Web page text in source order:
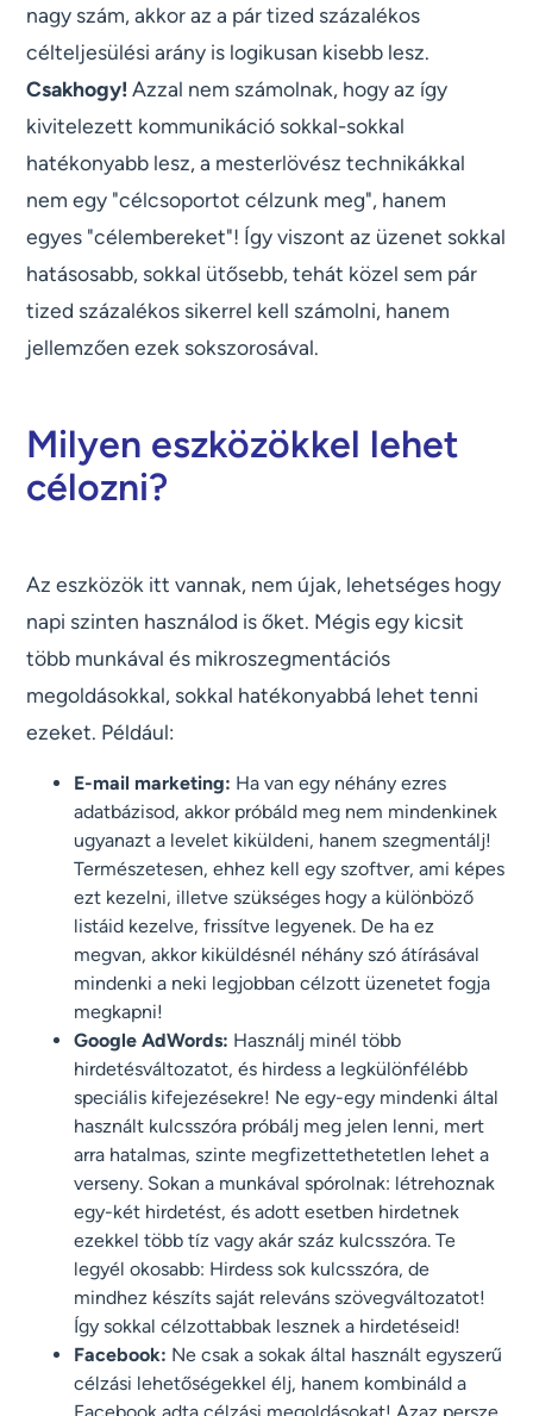
nagy szám, akkor az a pár tized százalékos
célteljesülési arány is logikusan kisebb lesz.
Csakhogy!Azzal nem számolnak, hogy az így
kivitelezett kommunikáció sokkal-sokkal
hatékonyabb lesz, a mesterlövész technikákkal
nem egy "célcsoportot célzunk meg", hanem
egyes "célembereket"! Így viszont az üzenet sokkal
hatásosabb, sokkal ütősebb, tehát közel sem pár
tized százalékos sikerrel kell számolni, hanem
jellemzően ezek sokszorosával.
Milyen eszközökkel lehet
célozni?
Az eszközök itt vannak, nem újak, lehetséges hogy
napi szinten használod is őket. Mégis egy kicsit
több munkával és mikroszegmentációs
megoldásokkal, sokkal hatékonyabbá lehet tenni
ezeket. Például:
E-mail marketing: Ha van egy néhány ezres
adatbázisod, akkor próbáld meg nem mindenkinek
ugyanazt a levelet kiküldeni, hanem szegmentálj!
Természetesen, ehhez kell egy szoftver, ami képes
ezt kezelni, illetve szükséges hogy a különböző
listáid kezelve, frissítve legyenek. De ha ez
megvan, akkor kiküldésnél néhány szó átírásával
mindenki a neki legjobban célzott üzenetet fogja
megkapni!
Google AdWords: Használj minél több
hirdetésváltozatot, és hirdess a legkülönfélébb
speciális kifejezésekre! Ne egy-egy mindenki által
használt kulcsszóra próbálj meg jelen lenni, mert
arra hatalmas, szinte megfizettethetetlen lehet a
verseny. Sokan a munkával spórolnak: létrehoznak
egy-két hirdetést, és adott esetben hirdetnek
ezekkel több tíz vagy akár száz kulcsszóra. Te
legyél okosabb: Hirdess sok kulcsszóra, de
mindhez készíts saját releváns szövegváltozatot!
Így sokkal célzottabbak lesznek a hirdetéseid!
Facebook: Ne csak a sokak által használt egyszerű
célzási lehetőségekkel élj, hanem kombináld a